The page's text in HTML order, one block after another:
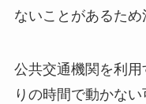
ないことがあるため
公共交通機関を利
りの時間で動かな